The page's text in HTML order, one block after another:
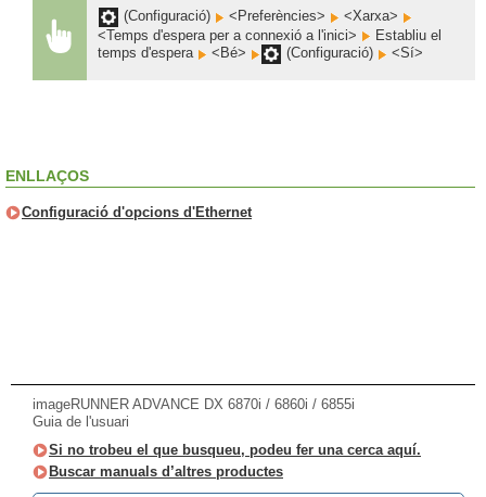
(Configuració) <Preferències>
<Xarxa>
<Temps d'espera per a connexió a l'inici>
Establiu el
temps d'espera
<Bé> (Configuració) <Sí>
ENLLAÇOS
Configuració d'opcions d'Ethernet
imageRUNNER ADVANCE DX 6870i / 6860i / 6855i
Guia de l'usuari
Si no trobeu el que busqueu, podeu fer una cerca aquí.
Buscar manuals d’altres productes